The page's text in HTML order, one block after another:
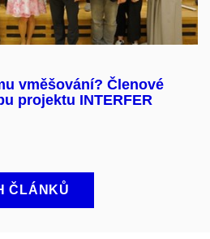
vměšování? Členové
projektu INTERFER
ČLÁNKŮ